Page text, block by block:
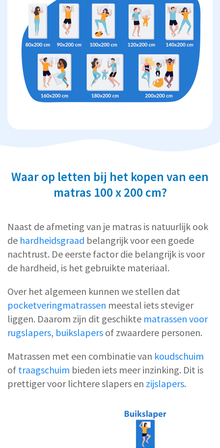
Waar op letten bij het kopen van een
matras 100 x 200 cm?
Naast de afmeting van je matras is natuurlijk ook
de hardheidsgraad belangrijk voor een goede
nachtrust. De eerste factor die belangrijk is voor
de hardheid, is het gebruikte materiaal.
Over het algemeen kunnen we stellen dat
pocketveringmatrassen meestal iets steviger
liggen. Daarom zijn dit geschikte matrassen voor
rugslapers, buikslapers of zwaardere personen.
Matrassen met een combinatie van koudschuim
of traagschuim bieden iets meer inzinking. Dit is
prettiger voor lichtere slapers en zijslapers.